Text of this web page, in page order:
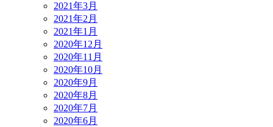
2021年3月
2021年2月
2021年1月
2020年12月
2020年11月
2020年10月
2020年9月
2020年8月
2020年7月
2020年6月